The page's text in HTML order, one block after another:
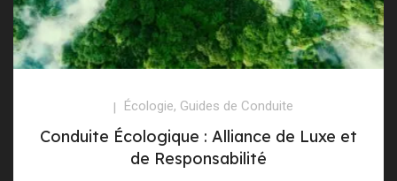
Écologie, Guides de Conduite
Conduite Écologique : Alliance de Luxe et
de Responsabilité